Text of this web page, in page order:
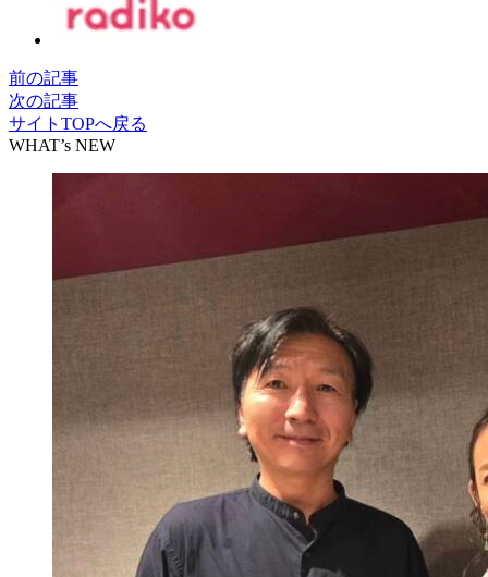
前の記事
次の記事
サイトTOPへ戻る
WHAT’s NEW